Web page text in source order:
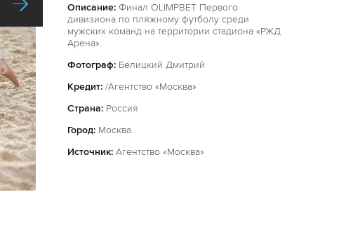
Описание: Финал OLIMPBET Первого
дивизиона по пляжному футболу среди
мужских команд на территории стадиона «РЖД
Арена».
Фотограф: Белицкий Дмитрий
Кредит: /Агентство «Москва»
Страна: Россия
Город: Москва
Источник: Агентство «Москва»